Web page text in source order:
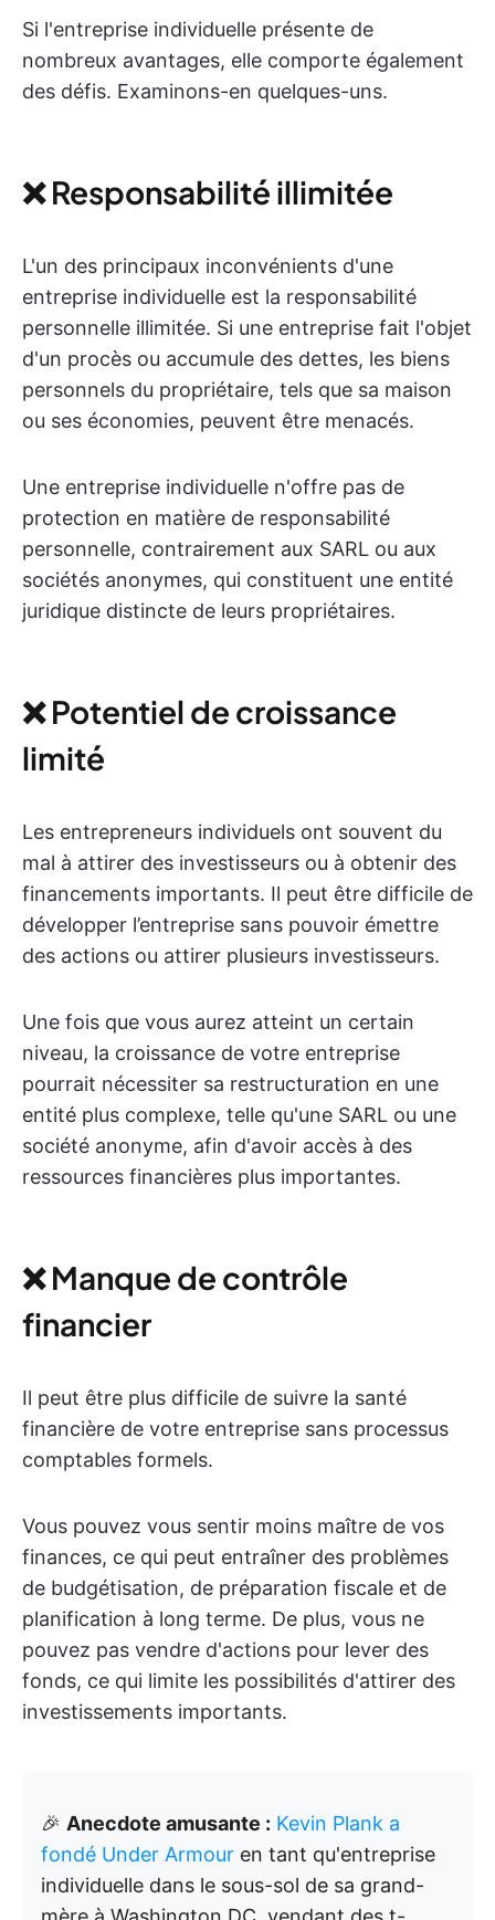
Si l'entreprise individuelle présente de
nombreux avantages, elle comporte également
des défis. Examinons-en quelques-uns.
❌ Responsabilité illimitée
L'un des principaux inconvénients d'une
entreprise individuelle est la responsabilité
personnelle illimitée. Si une entreprise fait l'objet
d'un procès ou accumule des dettes, les biens
personnels du propriétaire, tels que sa maison
ou ses économies, peuvent être menacés.
Une entreprise individuelle n'offre pas de
protection en matière de responsabilité
personnelle, contrairement aux SARL ou aux
sociétés anonymes, qui constituent une entité
juridique distincte de leurs propriétaires.
❌ Potentiel de croissance
limité
Les entrepreneurs individuels ont souvent du
mal à attirer des investisseurs ou à obtenir des
financements importants. Il peut être difficile de
développer l’entreprise sans pouvoir émettre
des actions ou attirer plusieurs investisseurs.
Une fois que vous aurez atteint un certain
niveau, la croissance de votre entreprise
pourrait nécessiter sa restructuration en une
entité plus complexe, telle qu'une SARL ou une
société anonyme, afin d'avoir accès à des
ressources financières plus importantes.
❌ Manque de contrôle
financier
Il peut être plus difficile de suivre la santé
financière de votre entreprise sans processus
comptables formels.
Vous pouvez vous sentir moins maître de vos
finances, ce qui peut entraîner des problèmes
de budgétisation, de préparation fiscale et de
planification à long terme. De plus, vous ne
pouvez pas vendre d'actions pour lever des
fonds, ce qui limite les possibilités d'attirer des
investissements importants.
🎉 Anecdote amusante : Kevin Plank a
fondé Under Armour en tant qu'entreprise
individuelle dans le sous-sol de sa grand-